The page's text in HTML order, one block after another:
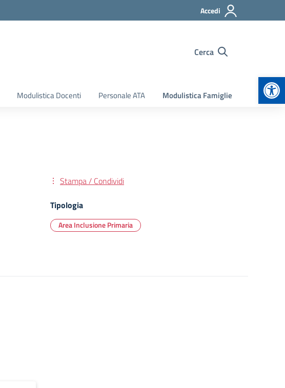
Accedi
Cerca
Modulistica Docenti Personale ATA Modulistica Famiglie
Stampa / Condividi
Tipologia
Area Inclusione Primaria